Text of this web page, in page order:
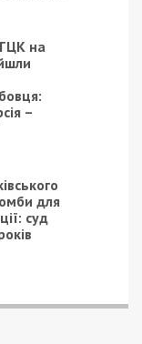
на
–
для
суд